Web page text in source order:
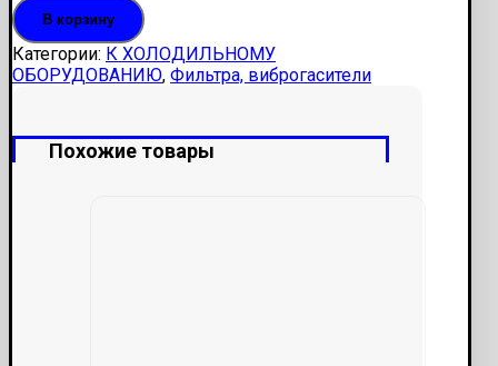
В корзину
Категории: К ХОЛОДИЛЬНОМУ
ОБОРУДОВАНИЮ, Фильтра, виброгасители
Похожие товары